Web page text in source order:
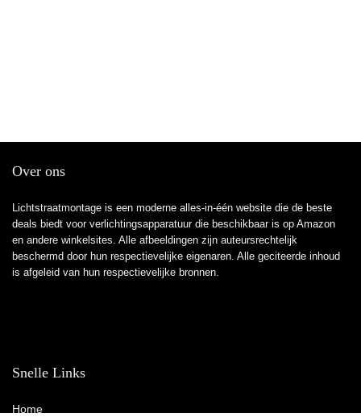
Over ons
Lichtstraatmontage is een moderne alles-in-één website die de beste
deals biedt voor verlichtingsapparatuur die beschikbaar is op Amazon
en andere winkelsites. Alle afbeeldingen zijn auteursrechtelijk
beschermd door hun respectievelijke eigenaren. Alle geciteerde inhoud
is afgeleid van hun respectievelijke bronnen.
Snelle Links
Home